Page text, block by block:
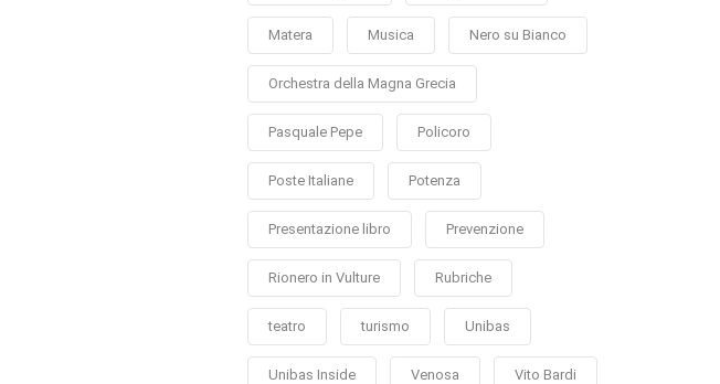
Matera Musica Nero su Bianco
Orchestra della Magna Grecia
Pasquale Pepe Policoro
Poste Italiane Potenza
Presentazione libro Prevenzione
Rionero in Vulture Rubriche
teatro turismo Unibas
Unibas Inside Venosa Vito Bardi